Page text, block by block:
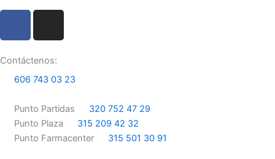
e
b
o
k
t
a
r
a
m
Contáctenos:
606 743 03 23
Punto Partidas
320 752 47 29
Punto Plaza
315 209 42 32
Punto Farmacenter
315 501 30 91